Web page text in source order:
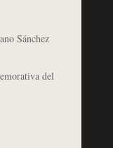
Sánchez
del